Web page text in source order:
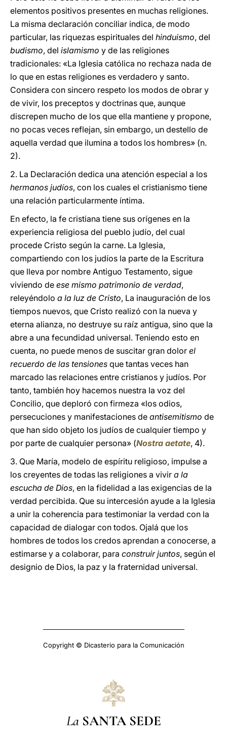
elementos positivos presentes en muchas religiones.
La misma declaración conciliar indica, de modo
particular, las riquezas espirituales del hinduismo, del
budismo, del islamismo y de las religiones
tradicionales: «La Iglesia católica no rechaza nada de
lo que en estas religiones es verdadero y santo.
Considera con sincero respeto los modos de obrar y
de vivir, los preceptos y doctrinas que, aunque
discrepen mucho de los que ella mantiene y propone,
no pocas veces reflejan, sin embargo, un destello de
aquella verdad que ilumina a todos los hombres» (n.
2).
2. La Declaración dedica una atención especial a los
hermanos judíos, con los cuales el cristianismo tiene
una relación particularmente íntima.
En efecto, la fe cristiana tiene sus orígenes en la
experiencia religiosa del pueblo judío, del cual
procede Cristo según la carne. La Iglesia,
compartiendo con los judíos la parte de la Escritura
que lleva por nombre Antiguo Testamento, sigue
viviendo de ese mismo patrimonio de verdad,
releyéndolo a la luz de Cristo, La inauguración de los
tiempos nuevos, que Cristo realizó con la nueva y
eterna alianza, no destruye su raíz antigua, sino que la
abre a una fecundidad universal. Teniendo esto en
cuenta, no puede menos de suscitar gran dolor el
recuerdo de las tensiones que tantas veces han
marcado las relaciones entre cristianos y judíos. Por
tanto, también hoy hacemos nuestra la voz del
Concilio, que deploró con firmeza «los odios,
persecuciones y manifestaciones de antisemitismo de
que han sido objeto los judíos de cualquier tiempo y
por parte de cualquier persona» (Nostra aetate, 4).
3. Que María, modelo de espíritu religioso, impulse a
los creyentes de todas las religiones a vivir a la
escucha de Dios, en la fidelidad a las exigencias de la
verdad percibida. Que su intercesión ayude a la Iglesia
a unir la coherencia para testimoniar la verdad con la
capacidad de dialogar con todos. Ojalá que los
hombres de todos los credos aprendan a conocerse, a
estimarse y a colaborar, para construir juntos, según el
designio de Dios, la paz y la fraternidad universal.
Copyright © Dicasterio para la Comunicación
La SANTA SEDE